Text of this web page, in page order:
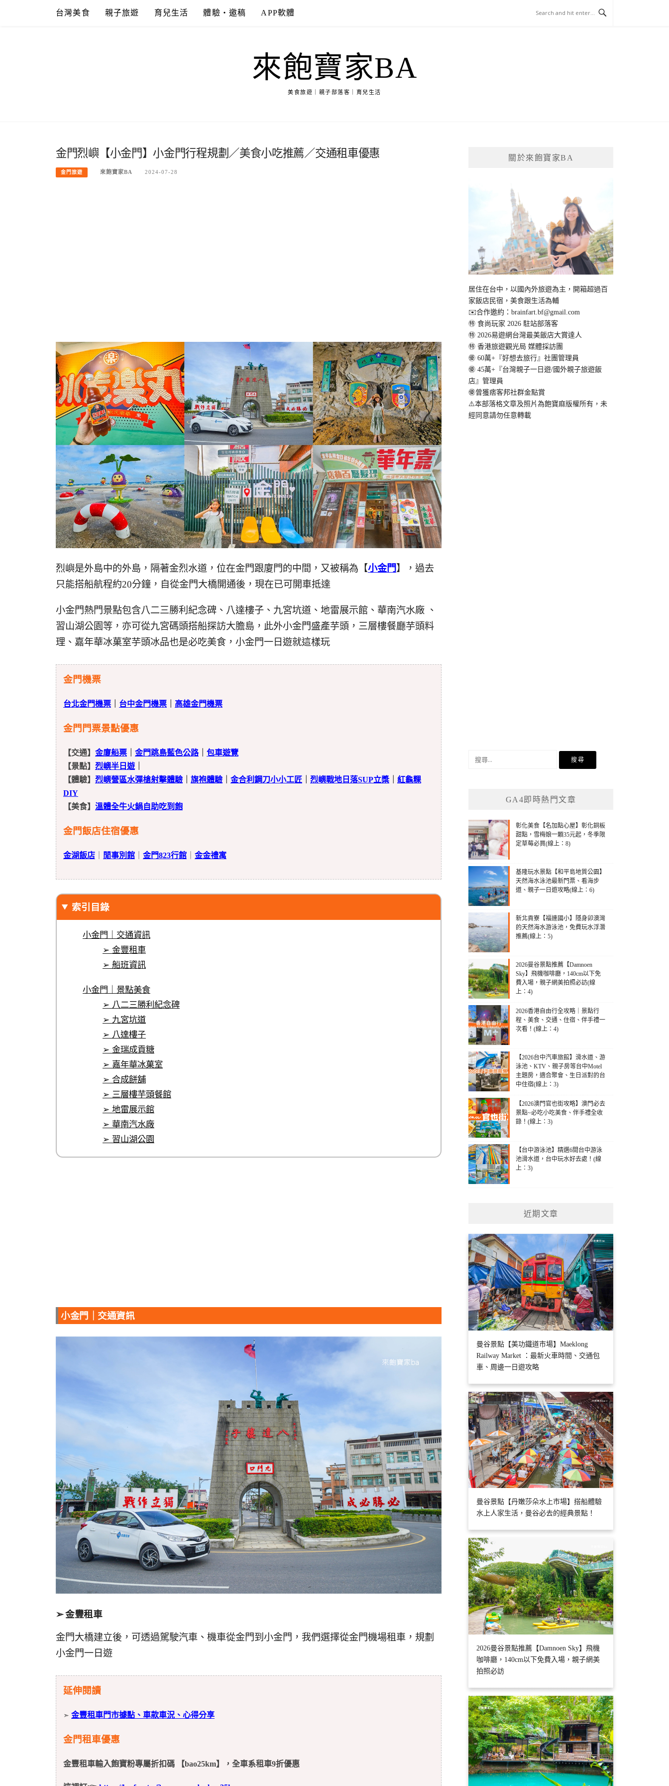
台灣美食 親子旅遊 育兒生活 體驗‧邀稿 APP軟體
來飽寶家BA
美食旅遊｜親子部落客｜育兒生活
金門烈嶼【小金門】小金門行程規劃／美食小吃推薦／交通租車優惠
金門旅遊 來飽寶家BA 2024-07-28
烈嶼是外島中的外島，隔著金烈水道，位在金門跟廈門的中間，又被稱為【小金門 】，過去
只能搭船航程約20分鐘，自從金門大橋開通後，現在已可開車抵達
小金門熱門景點包含八二三勝利紀念碑、八達樓子、九宮坑道、地雷展示館、華南汽水廠 、
習山湖公園等，亦可從九宮碼頭搭船探訪大膽島，此外小金門盛產芋頭，三層樓餐廳芋頭料
理、嘉年華冰菓室芋頭冰品也是必吃美食，小金門一日遊就這樣玩
金門機票
台北金門機票 台中金門機票 高雄金門機票
金門門票景點優惠
【交通】 金廈船票 金門跳島藍色公路｜ 包車遊覽
【景點】 烈嶼半日遊
【體驗】 烈嶼營區水彈槍射擊體驗 旗袍體驗 金合利鋼刀小小工匠 烈嶼戰地日落SUP立槳
紅龜粿
DIY
【美食】 溫體全牛火鍋自助吃到飽
金門飯店住宿優惠
金湖飯店 閒事別館 金門823行館 金金禮寓
索引目錄
小金門｜交通資訊
➢ 金豐租車
➢ 船班資訊
小金門｜景點美食
➢ 八二三勝利紀念碑
➢ 九宮坑道
➢ 八達樓子
➢ 金瑞成貢糖
➢ 嘉年華冰菓室
➢ 合成餅舖
➢ 三層樓芋頭餐館
➢ 地雷展示館
➢ 華南汽水廠
➢ 習山湖公園
小金門｜交通資訊
➢ 金豐租車
金門大橋建立後，可透過駕駛汽車、機車從金門到小金門，我們選擇從金門機場租車，規劃
小金門一日遊
延伸閱讀
➣ 金豐租車門市據點、車款車況、心得分享
金門租車優惠
金豐租車輸入飽寶粉專屬折扣碼 【bao25km】，全車系租車9折優惠
關於來飽寶家BA
居住在台中，以國內外旅遊為主，開箱超過百
家飯店民宿，美食跟生活為輔
✉️合作邀約：brainfart.bf@gmail.com
㊕ 食尚玩家 2026 駐站部落客
㊕ 2026易遊網台灣最美飯店大賞達人
㊕ 香港旅遊觀光局 媒體採訪團
㊝ 60萬+『好想去旅行』社團管理員
㊝ 45萬+『台灣親子一日遊/國外親子旅遊飯
店』管理員
㊝曾獲痞客邦社群金點賞
⚠️本部落格文章及照片為飽寶麻版權所有，未
經同意請勿任意轉載
GA4即時熱門文章
彰化美食【名加點心屋】彰化銅板
甜點，雪梅娘一顆35元起，冬季限
定草莓必買(線上：8)
基隆玩水景點【和平島地質公園】
天然海水泳池最新門票、看海步
道、親子一日遊攻略(線上：6)
新北貢寮【福連國小】隱身卯澳灣
的天然海水游泳池，免費玩水浮潛
推薦(線上：5)
2026曼谷景點推薦【Damnoen
Sky】飛機咖啡廳，140cm以下免
費入場，親子網美拍照必訪(線
上：4)
2026香港自由行全攻略｜景點行
程、美食、交通、住宿、伴手禮一
次看！(線上：4)
【2026台中汽車旅館】滑水道、游
泳池、KTV、親子房等台中Motel
主題房，適合聚會、生日派對的台
中住宿(線上：3)
【2026澳門官也街攻略】澳門必去
景點~必吃小吃美食、伴手禮全收
錄！(線上：3)
【台中游泳池】精選6間台中游泳
池滑水道，台中玩水好去處！(線
上：3)
近期文章
曼谷景點【美功鐵道市場】Maeklong
Railway Market ：最新火車時間、交通包
車、周邊一日遊攻略
曼谷景點【丹嫩莎朵水上市場】搭船體驗
水上人家生活，曼谷必去的經典景點！
2026曼谷景點推薦【Damnoen Sky】飛機
咖啡廳，140cm以下免費入場，親子網美
拍照必訪